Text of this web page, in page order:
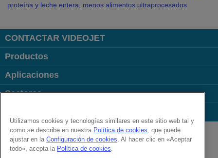
proteína y leche entera, menos alimentos ultraprocesados
CONTACTAR VIDEOJET
Productos
Aplicaciones
Sectores
Follow us on:
Utilizamos cookies y tecnologías similares en este sitio web tal y
como se describe en nuestra Política de cookies, que puede
ajustar en la Configuración de cookies. Al hacer clic en «Aceptar
todo», acepta la Política de cookies.